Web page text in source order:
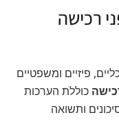
רכישה
פיזיים ומשפטיים
כוללת הערכות
ותשואה